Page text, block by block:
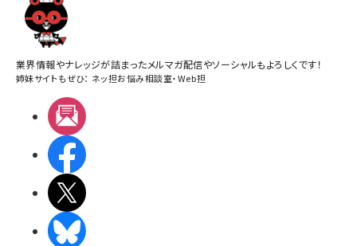
業界情報やナレッジが詰まったメルマガ配信やソーシャルもよろしくです！
姉妹サイトもぜひ： ネッ担お悩み相談室・Web担